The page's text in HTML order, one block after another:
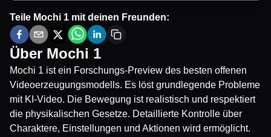
Teile Mochi 1 mit deinen Freunden:
Über Mochi 1
Mochi 1 ist ein Forschungs-Preview des besten offenen
Videoerzeugungsmodells. Es löst grundlegende Probleme
mit KI-Video. Die Bewegung ist realistisch und respektiert
die physikalischen Gesetze. Detaillierte Kontrolle über
Charaktere, Einstellungen und Aktionen wird ermöglicht.